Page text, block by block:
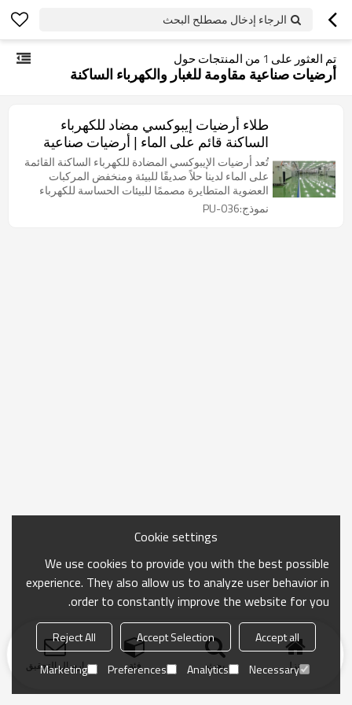
الرجاء إدخال مصطلح البحث
تم العثور على 1 من المنتجات حول
أرضيات صناعية مقاومة للغبار والكهرباء الساكنة
طلاء أرضيات إيبوكسي مضاد للكهرباء
الساكنة قائم على الماء | أرضيات صناعية
مقاومة للغبار والتآكل
تُعد أرضيات الإيبوكسي المضادة للكهرباء الساكنة القائمة
على الماء لدينا حلاً صديقًا للبيئة ومنخفض المركبات
العضوية المتطايرة مصممًا للبيئات الحساسة للكهرباء
الساكنة مثل ورش الإلكترونيات والمختبرات ومرافق
المعدات الدقيقة.
نموذج:PU-036
منزل بحث فئة ارسال التحقيق
Cookie settings
We use cookies to provide you with the best possible
experience. They also allow us to analyze user behavior in
order to constantly improve the website for you.
Accept all
Accept Selection
Reject All
Necessary
Analytics
Preferences
Marketing